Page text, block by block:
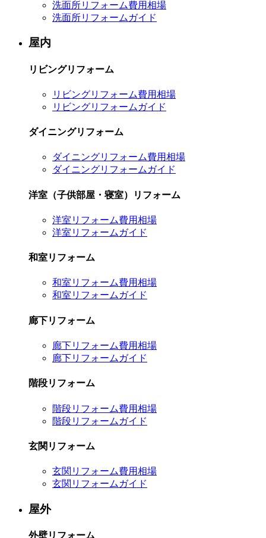
洗面所リフォーム費用相場
洗面所リフォームガイド
屋内
リビングリフォーム
リビングリフォーム費用相場
リビングリフォームガイド
ダイニングリフォーム
ダイニングリフォーム費用相場
ダイニングリフォームガイド
洋室（子供部屋・寝室）リフォーム
洋室リフォーム費用相場
洋室リフォームガイド
和室リフォーム
和室リフォーム費用相場
和室リフォームガイド
廊下リフォーム
廊下リフォーム費用相場
廊下リフォームガイド
階段リフォーム
階段リフォーム費用相場
階段リフォームガイド
玄関リフォーム
玄関リフォーム費用相場
玄関リフォームガイド
屋外
外壁リフォーム